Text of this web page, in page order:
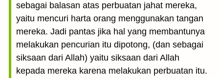
sebagai balasan atas perbuatan jahat mereka,
yaitu mencuri harta orang menggunakan tangan
mereka. Jadi pantas jika hal yang membantunya
melakukan pencurian itu dipotong, (dan sebagai
siksaan dari Allah) yaitu siksaan dari Allah
kepada mereka karena melakukan perbuatan itu.